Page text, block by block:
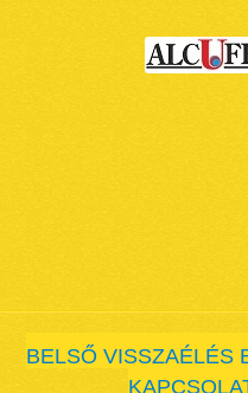
BELSŐ VISSZAÉLÉS